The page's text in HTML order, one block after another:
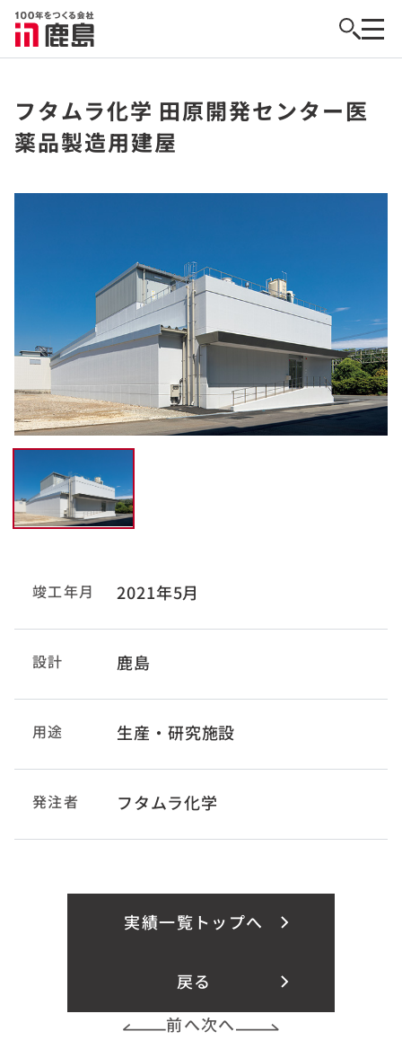
フタムラ化学 田原開発センター医
薬品製造用建屋
竣工年月 2021年5月
設計 鹿島
用途 生産・研究施設
発注者 フタムラ化学
実績一覧トップへ
戻る
前へ次へ